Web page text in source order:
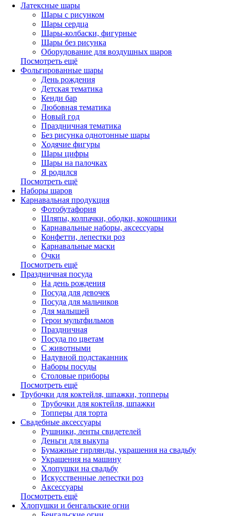
Латексные шары
Шары с рисунком
Шары сердца
Шары-колбаски, фигурные
Шары без рисунка
Оборудование для воздушных шаров
Посмотреть ещё
Фольгированные шары
День рождения
Детская тематика
Кенди бар
Любовная тематика
Новый год
Праздничная тематика
Без рисунка однотонные шары
Ходячие фигуры
Шары цифры
Шары на палочках
Я родился
Посмотреть ещё
Наборы шаров
Карнавальная продукция
Фотобутафория
Шляпы, колпачки, ободки, кокошники
Карнавальные наборы, аксессуары
Конфетти, лепестки роз
Карнавальные маски
Очки
Посмотреть ещё
Праздничная посуда
На день рождения
Посуда для девочек
Посуда для мальчиков
Для малышей
Герои мультфильмов
Праздничная
Посуда по цветам
С животными
Надувной подстаканник
Наборы посуды
Столовые приборы
Посмотреть ещё
Трубочки для коктейля, шпажки, топперы
Трубочки для коктейля, шпажки
Топперы для торта
Свадебные аксессуары
Рушники, ленты свидетелей
Деньги для выкупа
Бумажные гирлянды, украшения на свадьбу
Украшения на машину
Хлопушки на свадьбу
Искусственные лепестки роз
Аксессуары
Посмотреть ещё
Хлопушки и бенгальские огни